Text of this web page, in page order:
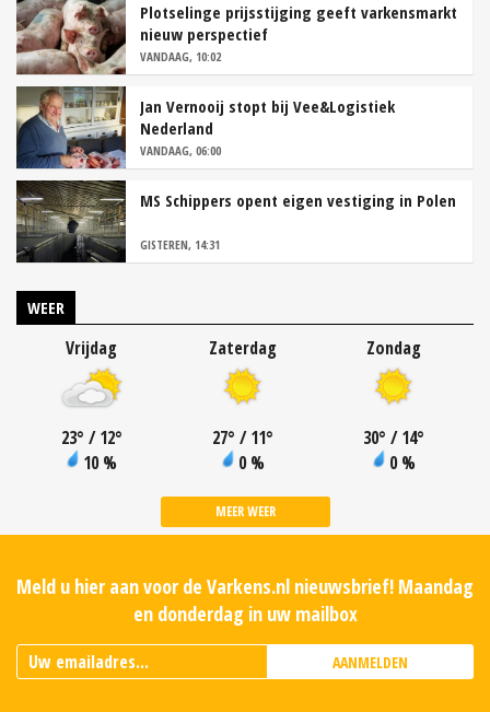
Plotselinge prijsstijging geeft varkensmarkt
nieuw perspectief
VANDAAG, 10:02
Jan Vernooij stopt bij Vee&Logistiek
Nederland
VANDAAG, 06:00
MS Schippers opent eigen vestiging in Polen
GISTEREN, 14:31
WEER
Vrijdag
23° / 12°
10 %
Zaterdag
27° / 11°
0 %
Zondag
30° / 14°
0 %
MEER WEER
Meld u hier aan voor de Varkens.nl nieuwsbrief! Maandag
en donderdag in uw mailbox
AANMELDEN